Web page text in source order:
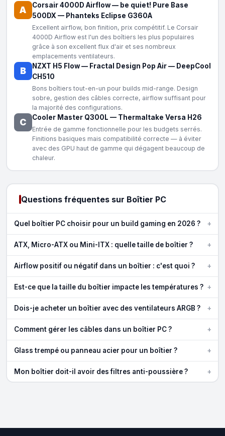
A Corsair 4000D Airflow— be quiet! Pure Base
500DX — Phanteks Eclipse G360A
Excellent airflow, bon finition, prix compétitif. Le Corsair
4000D Airflow est l'un des boîtiers les plus populaires
grâce à son excellent flux d'air et ses nombreux
emplacements ventilateurs.
B NZXT H5 Flow— Fractal Design Pop Air— DeepCool
CH510
Bons boîtiers tout-en-un pour builds mid-range. Design
sobre, gestion des câbles correcte, airflow suffisant pour
la majorité des configurations.
C Cooler Master Q300L — Thermaltake Versa H26
Entrée de gamme fonctionnelle pour les budgets serrés.
Finitions basiques mais compatibilité correcte — à éviter
avec des GPU haut de gamme qui dégagent beaucoup de
chaleur.
Questions fréquentes sur Boîtier PC
Quel boîtier PC choisir pour un build gaming en 2026 ? +
ATX, Micro-ATX ou Mini-ITX : quelle taille de boîtier ? +
Airflow positif ou négatif dans un boîtier : c'est quoi ? +
Est-ce que la taille du boîtier impacte les températures ? +
Dois-je acheter un boîtier avec des ventilateurs ARGB ? +
Comment gérer les câbles dans un boîtier PC ? +
Glass trempé ou panneau acier pour un boîtier ? +
Mon boîtier doit-il avoir des filtres anti-poussière ? +